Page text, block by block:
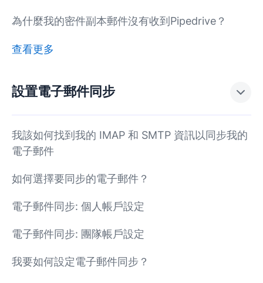
為什麼我的密件副本郵件沒有收到Pipedrive？
查看更多
設置電子郵件同步
我該如何找到我的 IMAP 和 SMTP 資訊以同步我的
電子郵件
如何選擇要同步的電子郵件？
電子郵件同步: 個人帳戶設定
電子郵件同步: 團隊帳戶設定
我要如何設定電子郵件同步？